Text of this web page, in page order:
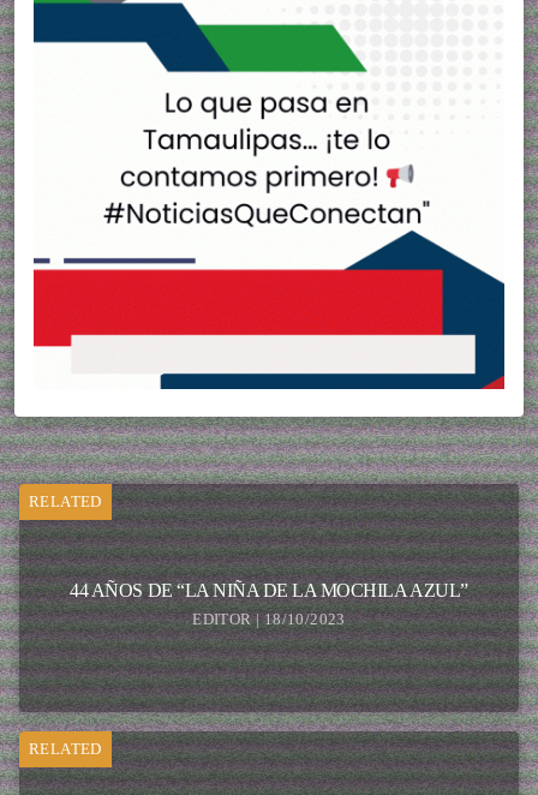
RELATED
44 AÑOS DE “LA NIÑA DE LA MOCHILA AZUL”
EDITOR | 18/10/2023
RELATED